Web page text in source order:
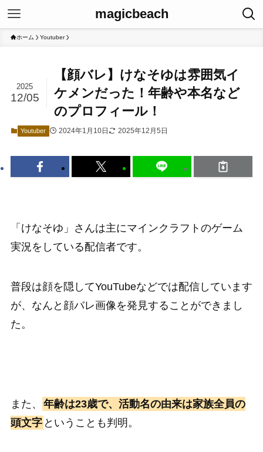
magicbeach
ホーム Youtuber
【顔バレ】けなそゆは雰囲気イ
ケメンだった！年齢や本名など
のプロフィール！
2025
12/05
Youtuber 2024年1月10日 2025年12月5日
「けなそゆ」さんは主にマインクラフトのゲーム
実況をしている配信者です。
普段は顔を隠してYouTubeなどでは配信しています
が、なんと顔バレ画像を発見することができまし
た。
また、
年齢は23歳で、活動名の由来は家族全員の
頭文字 ということも判明。